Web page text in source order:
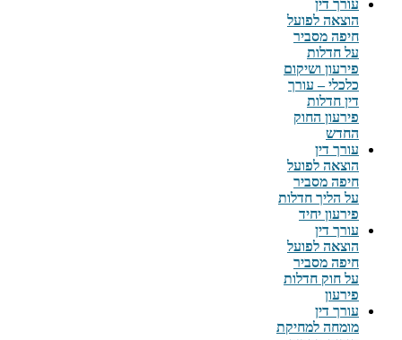
עורך דין
הוצאה לפועל
חיפה מסביר
על חדלות
פירעון ושיקום
כלכלי – עורך
דין חדלות
פירעון החוק
החדש
עורך דין
הוצאה לפועל
חיפה מסביר
על הליך חדלות
פירעון יחיד
עורך דין
הוצאה לפועל
חיפה מסביר
על חוק חדלות
פירעון
עורך דין
מומחה למחיקת